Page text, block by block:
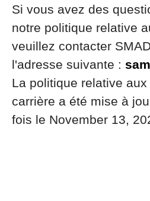
Si vous avez des
notre politique relative
veuillez contacter
l'adresse suivante :
La politique relative
carrière a été mise à
fois le November 13,